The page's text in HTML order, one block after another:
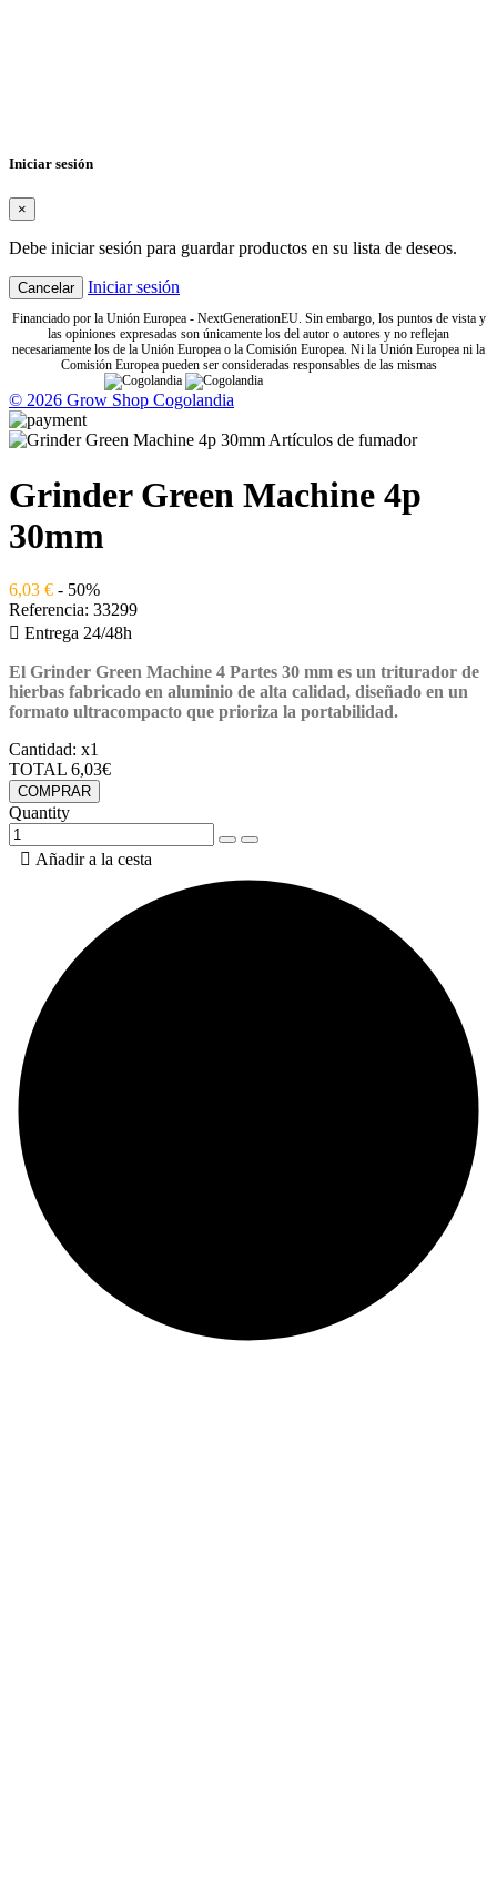
Iniciar sesión
×
Debe iniciar sesión para guardar productos en su lista de deseos.
Cancelar Iniciar sesión
Financiado por la Unión Europea - NextGenerationEU. Sin embargo, los puntos de vista y
las opiniones expresadas son únicamente los del autor o autores y no reflejan
necesariamente los de la Unión Europea o la Comisión Europea. Ni la Unión Europea ni la
Comisión Europea pueden ser consideradas responsables de las mismas
© 2026 Grow Shop Cogolandia
Grinder Green Machine 4p
30mm
6,03 € - 50%
Referencia: 33299
 Entrega 24/48h
El Grinder Green Machine 4 Partes 30 mm es un triturador de
hierbas fabricado en aluminio de alta calidad, diseñado en un
formato ultracompacto que prioriza la portabilidad.
Cantidad: x1
TOTAL 6,03€
COMPRAR
Quantity
 Añadir a la cesta